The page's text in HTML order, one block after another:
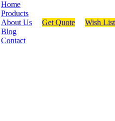
Home
Products
About Us
Blog
Contact
Get Quote Wish List